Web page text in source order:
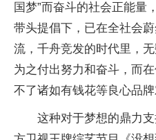
国梦”而奋斗的社会正能量
带头提倡下，已在全社会
流，千舟竞发的时代里，
为之付出努力和奋斗，而
不了诸如有钱花等良心品
这种对于梦想的鼎力